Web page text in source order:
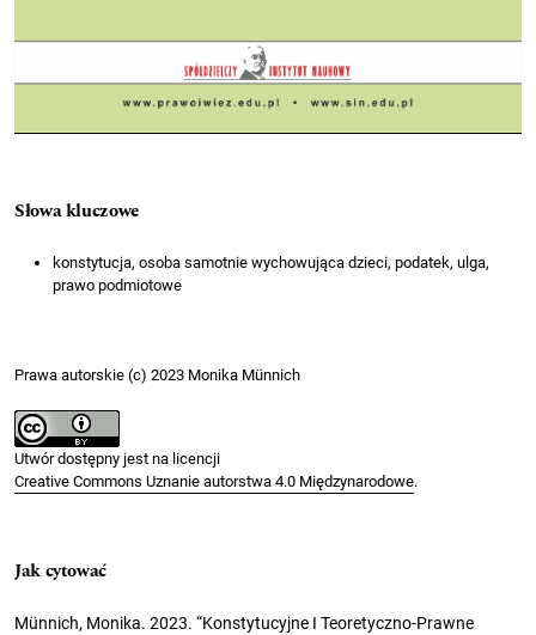
Słowa kluczowe
konstytucja, osoba samotnie wychowująca dzieci, podatek, ulga,
prawo podmiotowe
Prawa autorskie (c) 2023 Monika Münnich
Utwór dostępny jest na licencji
Creative Commons Uznanie autorstwa 4.0 Międzynarodowe.
Jak cytować
Münnich, Monika. 2023. “Konstytucyjne I Teoretyczno-Prawne